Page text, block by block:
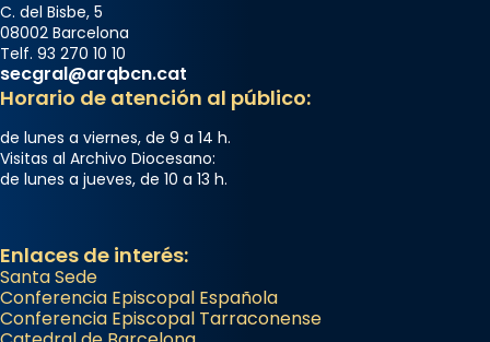
C. del Bisbe, 5
08002 Barcelona
Telf. 93 270 10 10
secgral@arqbcn.cat
Horario de atención al público:
de lunes a viernes, de 9 a 14 h.
Visitas al Archivo Diocesano:
de lunes a jueves, de 10 a 13 h.
Enlaces de interés:
Santa Sede
Conferencia Episcopal Española
Conferencia Episcopal Tarraconense